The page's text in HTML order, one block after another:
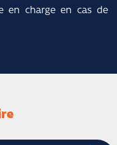
en charge en cas de